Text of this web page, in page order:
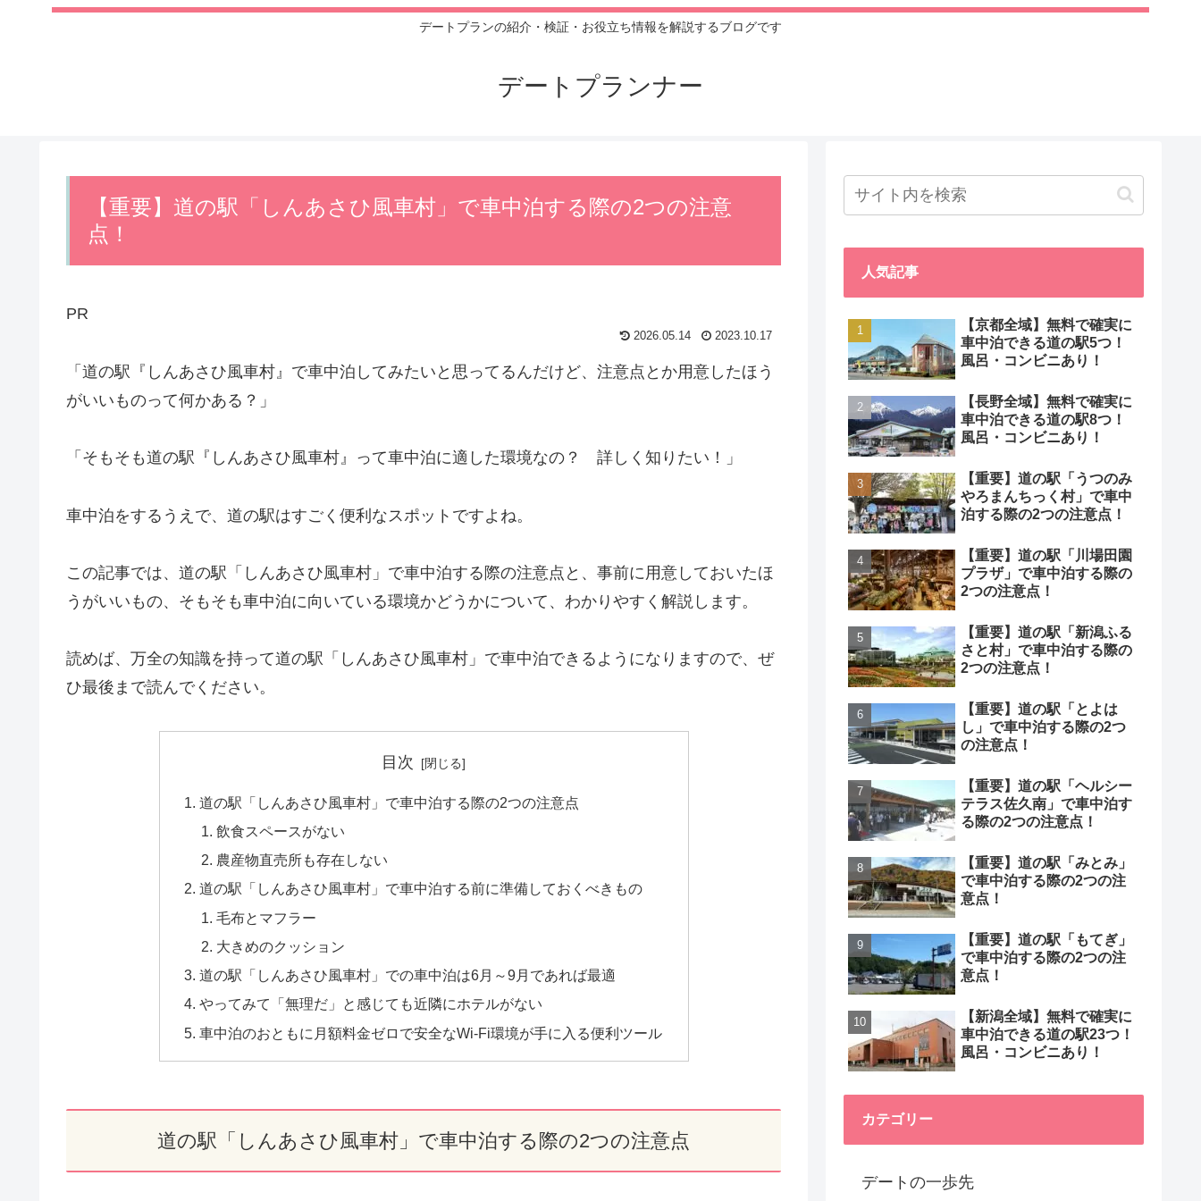
デートプランの紹介・検証・お役立ち情報を解説するブログです
デートプランナー
【重要】道の駅「しんあさひ風車村」で車中泊する際の2つの注意
点！
PR
2026.05.14 2023.10.17
「道の駅『しんあさひ風車村』で車中泊してみたいと思ってるんだけど、注意点とか用意したほう
がいいものって何かある？」
「そもそも道の駅『しんあさひ風車村』って車中泊に適した環境なの？ 詳しく知りたい！」
車中泊をするうえで、道の駅はすごく便利なスポットですよね。
この記事では、道の駅「しんあさひ風車村」で車中泊する際の注意点と、事前に用意しておいたほ
うがいいもの、そもそも車中泊に向いている環境かどうかについて、わかりやすく解説します。
読めば、万全の知識を持って道の駅「しんあさひ風車村」で車中泊できるようになりますので、ぜ
ひ最後まで読んでください。
目次
道の駅「しんあさひ風車村」で車中泊する際の2つの注意点
飲食スペースがない
農産物直売所も存在しない
道の駅「しんあさひ風車村」で車中泊する前に準備しておくべきもの
毛布とマフラー
大きめのクッション
道の駅「しんあさひ風車村」での車中泊は6月～9月であれば最適
やってみて「無理だ」と感じても近隣にホテルがない
車中泊のおともに月額料金ゼロで安全なWi-Fi環境が手に入る便利ツール
道の駅「しんあさひ風車村」で車中泊する際の2つの注意点
人気記事
【京都全域】無料で確実に
車中泊できる道の駅5つ！
風呂・コンビニあり！
【長野全域】無料で確実に
車中泊できる道の駅8つ！
風呂・コンビニあり！
【重要】道の駅「うつのみ
やろまんちっく村」で車中
泊する際の2つの注意点！
【重要】道の駅「川場田園
プラザ」で車中泊する際の
2つの注意点！
【重要】道の駅「新潟ふる
さと村」で車中泊する際の
2つの注意点！
【重要】道の駅「とよは
し」で車中泊する際の2つ
の注意点！
【重要】道の駅「ヘルシー
テラス佐久南」で車中泊す
る際の2つの注意点！
【重要】道の駅「みとみ」
で車中泊する際の2つの注
意点！
【重要】道の駅「もてぎ」
で車中泊する際の2つの注
意点！
【新潟全域】無料で確実に
車中泊できる道の駅23つ！
風呂・コンビニあり！
カテゴリー
デートの一歩先